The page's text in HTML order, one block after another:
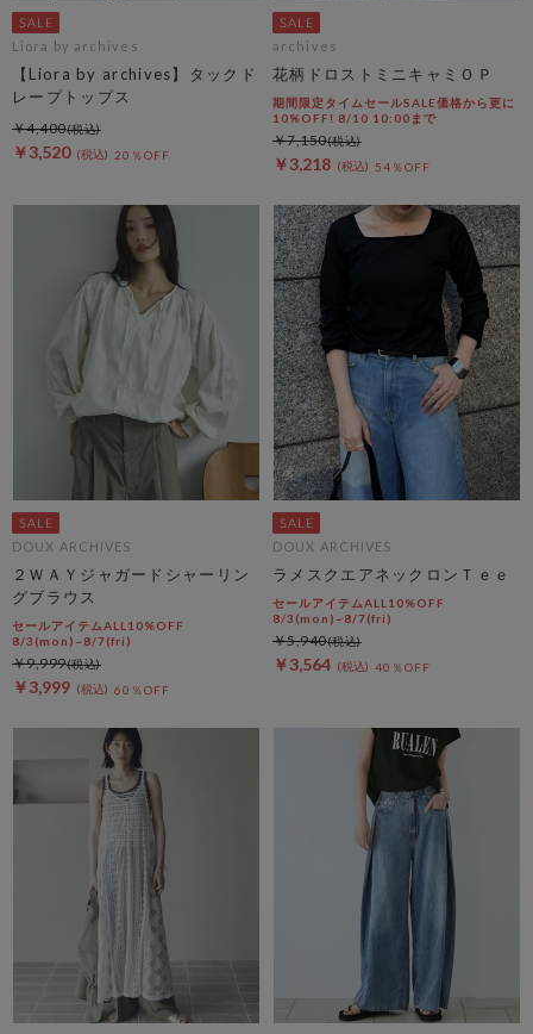
Liora by archives
【Liora by archives】タックド
レープトップス
￥3,520 20％OFF
￥4,400
archives
花柄ドロストミニキャミＯＰ
期間限定タイムセールSALE価格から更に
10%OFF! 8/10 10:00まで
￥3,218 54％OFF
￥7,150
DOUX ARCHIVES
２ＷＡＹジャガードシャーリン
グブラウス
セールアイテムALL10%OFF
8/3(mon)~8/7(fri)
￥3,999 60％OFF
￥9,999
DOUX ARCHIVES
ラメスクエアネックロンＴｅｅ
セールアイテムALL10%OFF
8/3(mon)~8/7(fri)
￥3,564 40％OFF
￥5,940